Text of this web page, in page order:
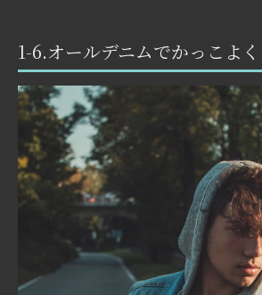
1-6.オールデニムでかっこよく